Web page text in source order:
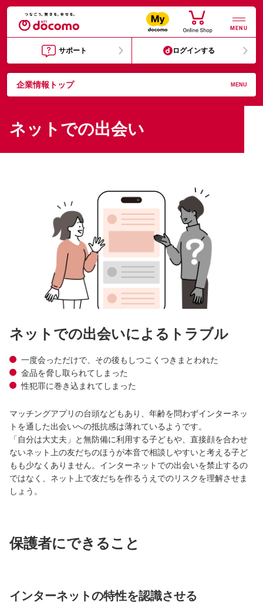
MENU
サポート ログインする
企業情報トップ MENU
ネットでの出会い
ネットでの出会いによるトラブル
一度会っただけで、その後もしつこくつきまとわれた
金品を脅し取られてしまった
性犯罪に巻き込まれてしまった
マッチングアプリの台頭などもあり、年齢を問わずインターネッ
トを通した出会いへの抵抗感は薄れているようです。
「自分は大丈夫」と無防備に利用する子どもや、直接顔を合わせ
ないネット上の友だちのほうが本音で相談しやすいと考える子ど
もも少なくありません。インターネットでの出会いを禁止するの
ではなく、ネット上で友だちを作るうえでのリスクを理解させま
しょう。
保護者にできること
インターネットの特性を認識させる